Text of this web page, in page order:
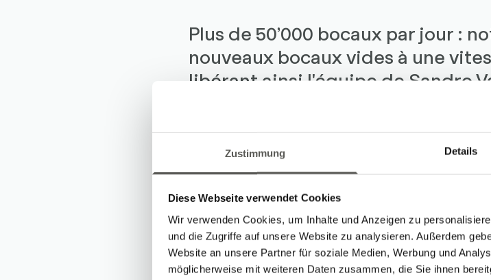
Zustimmung Details
Diese Webseite verwendet Cookies
Wir verwenden Cookies, um Inhalte und Anzeigen zu
und die Zugriffe auf unsere Website zu analysieren. Außerdem
Website an unsere Partner für soziale Medien, Werbung und
möglicherweise mit weiteren Daten zusammen, die Sie ihnen
Plus de 50’000 bocaux par jour :
nouveaux bocaux vides à une
libérant ainsi l'équipe de Sandro
Vers le cas